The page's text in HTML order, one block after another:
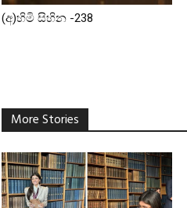
(අ)හිමි සිහින -238
More Stories